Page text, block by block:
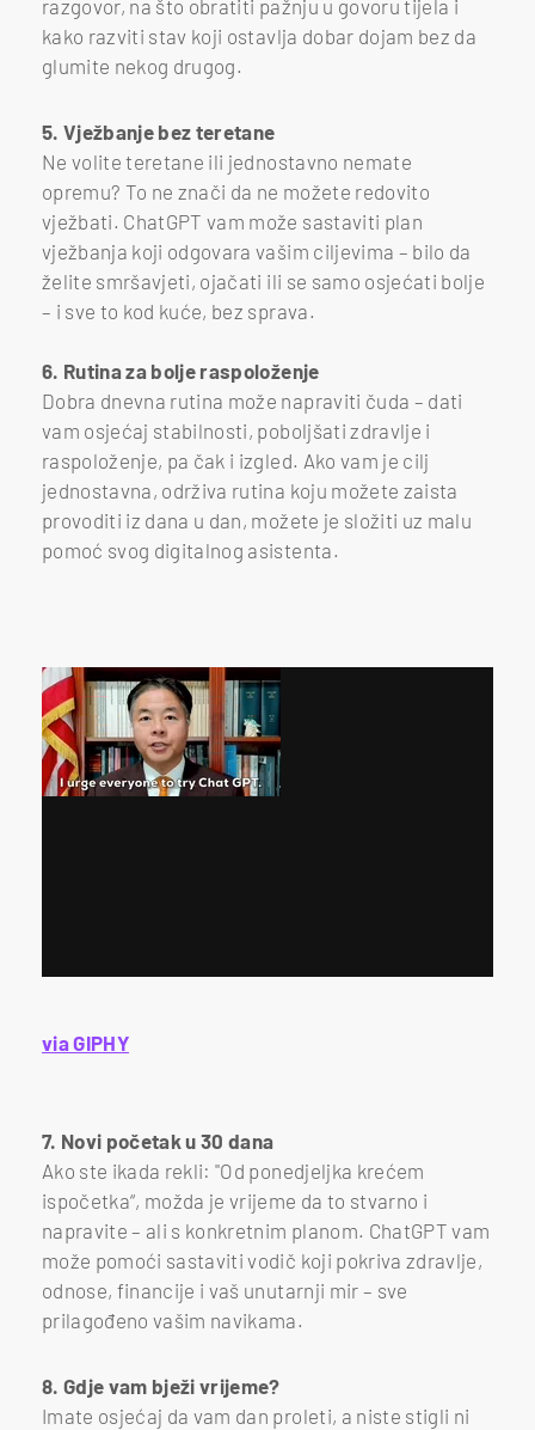
razgovor, na što obratiti pažnju u govoru tijela i
kako razviti stav koji ostavlja dobar dojam bez da
glumite nekog drugog.
5. Vježbanje bez teretane
Ne volite teretane ili jednostavno nemate
opremu? To ne znači da ne možete redovito
vježbati. ChatGPT vam može sastaviti plan
vježbanja koji odgovara vašim ciljevima – bilo da
želite smršavjeti, ojačati ili se samo osjećati bolje
– i sve to kod kuće, bez sprava.
6. Rutina za bolje raspoloženje
Dobra dnevna rutina može napraviti čuda – dati
vam osjećaj stabilnosti, poboljšati zdravlje i
raspoloženje, pa čak i izgled. Ako vam je cilj
jednostavna, održiva rutina koju možete zaista
provoditi iz dana u dan, možete je složiti uz malu
pomoć svog digitalnog asistenta.
via GIPHY
7. Novi početak u 30 dana
Ako ste ikada rekli: "Od ponedjeljka krećem
ispočetka“, možda je vrijeme da to stvarno i
napravite – ali s konkretnim planom. ChatGPT vam
može pomoći sastaviti vodič koji pokriva zdravlje,
odnose, financije i vaš unutarnji mir – sve
prilagođeno vašim navikama.
8. Gdje vam bježi vrijeme?
Imate osjećaj da vam dan proleti, a niste stigli ni